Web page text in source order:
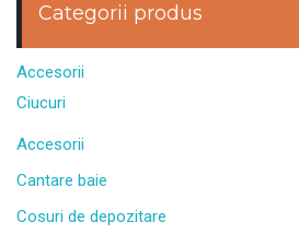
Categorii produs
Accesorii
Ciucuri
Accesorii
Cantare baie
Cosuri de depozitare